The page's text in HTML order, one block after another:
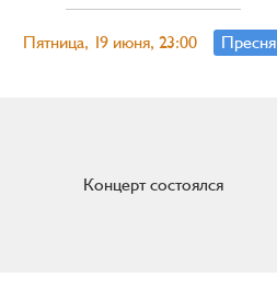
Пятница, 19 июня, 23:00 Пресня
Концерт состоялся